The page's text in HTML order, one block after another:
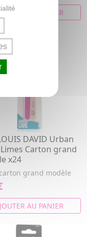
AU PANIER
DAVID Urban
Carton grand
x24
grand modèle
AU PANIER